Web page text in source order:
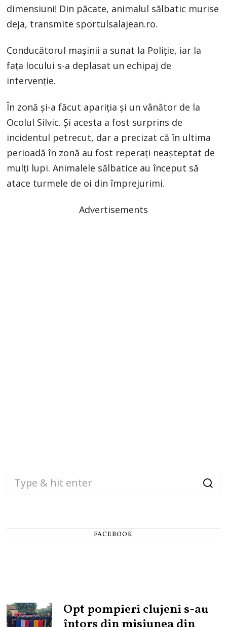
dimensiuni! Din păcate, animalul sălbatic murise
deja, transmite sportulsalajean.ro.
Conducătorul maşinii a sunat la Poliţie, iar la
faţa locului s-a deplasat un echipaj de
intervenţie.
În zonă şi-a făcut apariţia şi un vânător de la
Ocolul Silvic. Şi acesta a fost surprins de
incidentul petrecut, dar a precizat că în ultima
perioadă în zonă au fost reperaţi neaşteptat de
mulţi lupi. Animalele sălbatice au început să
atace turmele de oi din împrejurimi.
Advertisements
FACEBOOK
Opt pompieri clujeni s-au